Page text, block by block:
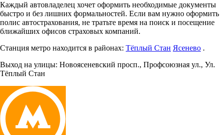
Каждый автовладелец хочет оформить необходимые документы
быстро и без лишних формальностей. Если вам нужно оформить
полис автострахования, не тратьте время на поиск и посещение
ближайших офисов страховых компаний.
Станция метро находится в районах: Тёплый Стан Ясенево .
Выход на улицы: Новоясеневский просп., Профсоюзная ул., Ул.
Тёплый Стан